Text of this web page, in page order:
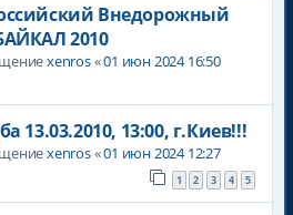
Внедорожный
2010
xenros«01 июн 2024 16:50
13.03.2010, 13:00, г.Киев!!!
xenros«01 июн 2024 12:27
1 2 3 4 5